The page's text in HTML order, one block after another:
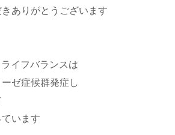
ありがとうございます
イフバランスは
ゼ症候群発症し
います